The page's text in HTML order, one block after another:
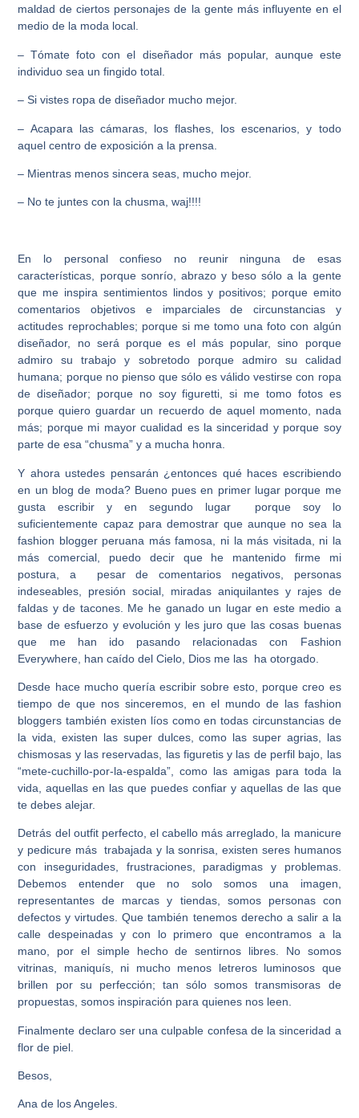
maldad de ciertos personajes de la gente más influyente en el
medio de la moda local.
– Tómate foto con el diseñador más popular, aunque este
individuo sea un fingido total.
– Si vistes ropa de diseñador mucho mejor.
– Acapara las cámaras, los flashes, los escenarios, y todo
aquel centro de exposición a la prensa.
– Mientras menos sincera seas, mucho mejor.
– No te juntes con la chusma, waj!!!!
En lo personal confieso no reunir ninguna de esas
características, porque sonrío, abrazo y beso sólo a la gente
que me inspira sentimientos lindos y positivos; porque emito
comentarios objetivos e imparciales de circunstancias y
actitudes reprochables; porque si me tomo una foto con algún
diseñador, no será porque es el más popular, sino porque
admiro su trabajo y sobretodo porque admiro su calidad
humana; porque no pienso que sólo es válido vestirse con ropa
de diseñador; porque no soy figuretti, si me tomo fotos es
porque quiero guardar un recuerdo de aquel momento, nada
más; porque mi mayor cualidad es la sinceridad y porque soy
parte de esa “chusma” y a mucha honra.
Y ahora ustedes pensarán ¿entonces qué haces escribiendo
en un blog de moda? Bueno pues en primer lugar porque me
gusta escribir y en segundo lugar porque soy lo
suficientemente capaz para demostrar que aunque no sea la
fashion blogger peruana más famosa, ni la más visitada, ni la
más comercial, puedo decir que he mantenido firme mi
postura, a pesar de comentarios negativos, personas
indeseables, presión social, miradas aniquilantes y rajes de
faldas y de tacones. Me he ganado un lugar en este medio a
base de esfuerzo y evolución y les juro que las cosas buenas
que me han ido pasando relacionadas con Fashion
Everywhere, han caído del Cielo, Dios me las ha otorgado.
Desde hace mucho quería escribir sobre esto, porque creo es
tiempo de que nos sinceremos, en el mundo de las fashion
bloggers también existen líos como en todas circunstancias de
la vida, existen las super dulces, como las super agrias, las
chismosas y las reservadas, las figuretis y las de perfil bajo, las
“mete-cuchillo-por-la-espalda”, como las amigas para toda la
vida, aquellas en las que puedes confiar y aquellas de las que
te debes alejar.
Detrás del outfit perfecto, el cabello más arreglado, la manicure
y pedicure más trabajada y la sonrisa, existen seres humanos
con inseguridades, frustraciones, paradigmas y problemas.
Debemos entender que no solo somos una imagen,
representantes de marcas y tiendas, somos personas con
defectos y virtudes. Que también tenemos derecho a salir a la
calle despeinadas y con lo primero que encontramos a la
mano, por el simple hecho de sentirnos libres. No somos
vitrinas, maniquís, ni mucho menos letreros luminosos que
brillen por su perfección; tan sólo somos transmisoras de
propuestas, somos inspiración para quienes nos leen.
Finalmente declaro ser una culpable confesa de la sinceridad a
flor de piel.
Besos,
Ana de los Angeles.